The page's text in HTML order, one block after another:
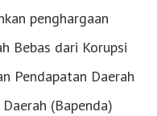
penghargaan
Bebas dari Korupsi
Pendapatan Daerah
(Bapenda)